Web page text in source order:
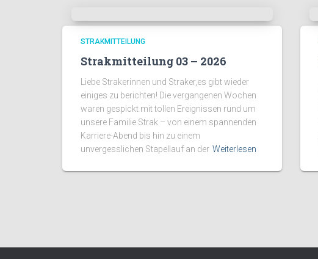
STRAKMITTEILUNG
Strakmitteilung 03 – 2026
Liebe Strakerinnen und Straker,es gibt wieder
einiges zu berichten! Die vergangenen Wochen
waren gespickt mit tollen Ereignissen rund um
unsere Familie Strak – von einem spannenden
Karriere-Abend bis hin zu einem
unvergesslichen Stapellauf an der Weiterlesen